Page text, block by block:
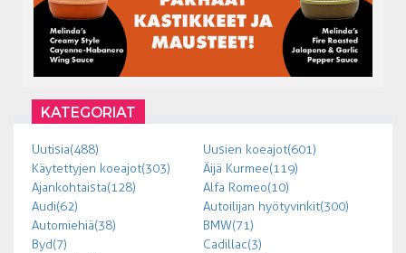
KATEGORIAT
Uutisia (488)
Uusien koeajot (601)
Käytettyjen koeajot (303)
Äijä Kurmee (119)
Ajankohtaista (128)
Alfa Romeo (10)
Audi (62)
Autoilijan hyötyvinkit (300)
Automiehiä (38)
BMW (71)
Byd (7)
Cadillac (3)